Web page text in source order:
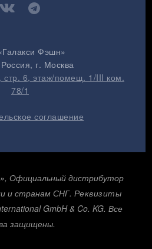
Фэшн»
г. Москва
стр. 6, этаж/помещ. 1/III ком.
78/1
соглашение
Официальный дистрибутор
и странам СНГ. Реквизиты
GmbH & Co. KG. Все
защищены.